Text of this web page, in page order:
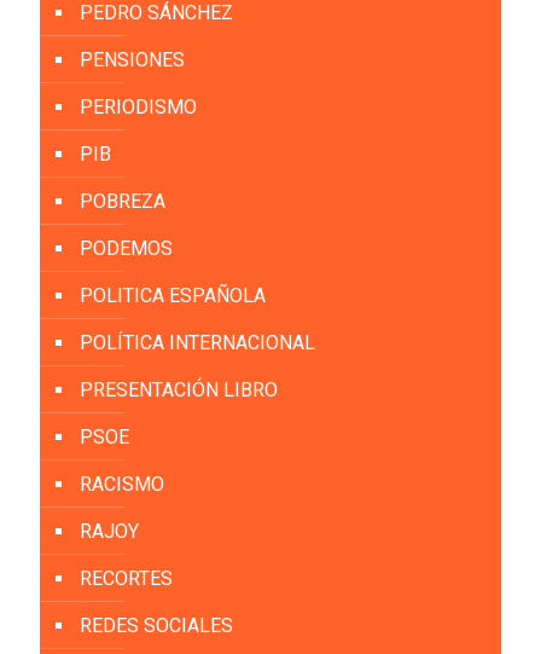
PEDRO SÁNCHEZ
PENSIONES
PERIODISMO
PIB
POBREZA
PODEMOS
POLITICA ESPAÑOLA
POLÍTICA INTERNACIONAL
PRESENTACIÓN LIBRO
PSOE
RACISMO
RAJOY
RECORTES
REDES SOCIALES